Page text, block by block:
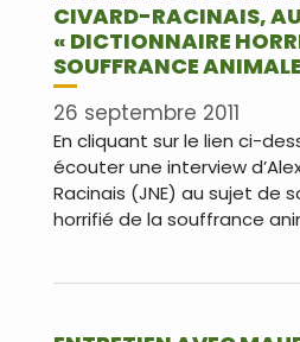
CIVARD-RACINAIS,
« DICTIONNAIRE
SOUFFRANCE
26 septembre 2011
En cliquant sur le lien ci-
écouter une interview
Racinais (JNE) au sujet de
horrifié de la souffrance